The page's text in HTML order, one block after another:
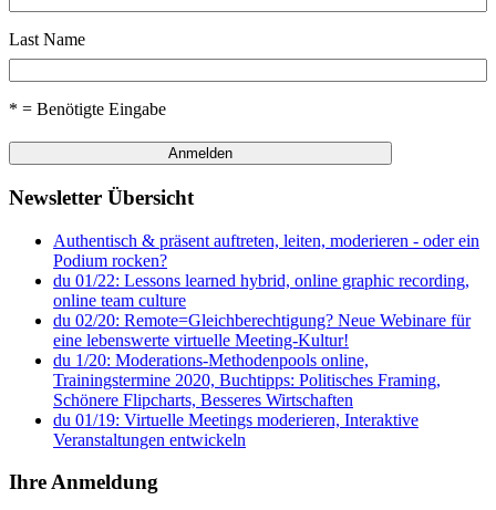
Last Name
* = Benötigte Eingabe
Newsletter Übersicht
Authentisch & präsent auftreten, leiten, moderieren - oder ein
Podium rocken?
du 01/22: Lessons learned hybrid, online graphic recording,
online team culture
du 02/20: Remote=Gleichberechtigung? Neue Webinare für
eine lebenswerte virtuelle Meeting-Kultur!
du 1/20: Moderations-Methodenpools online,
Trainingstermine 2020, Buchtipps: Politisches Framing,
Schönere Flipcharts, Besseres Wirtschaften
du 01/19: Virtuelle Meetings moderieren, Interaktive
Veranstaltungen entwickeln
Ihre Anmeldung